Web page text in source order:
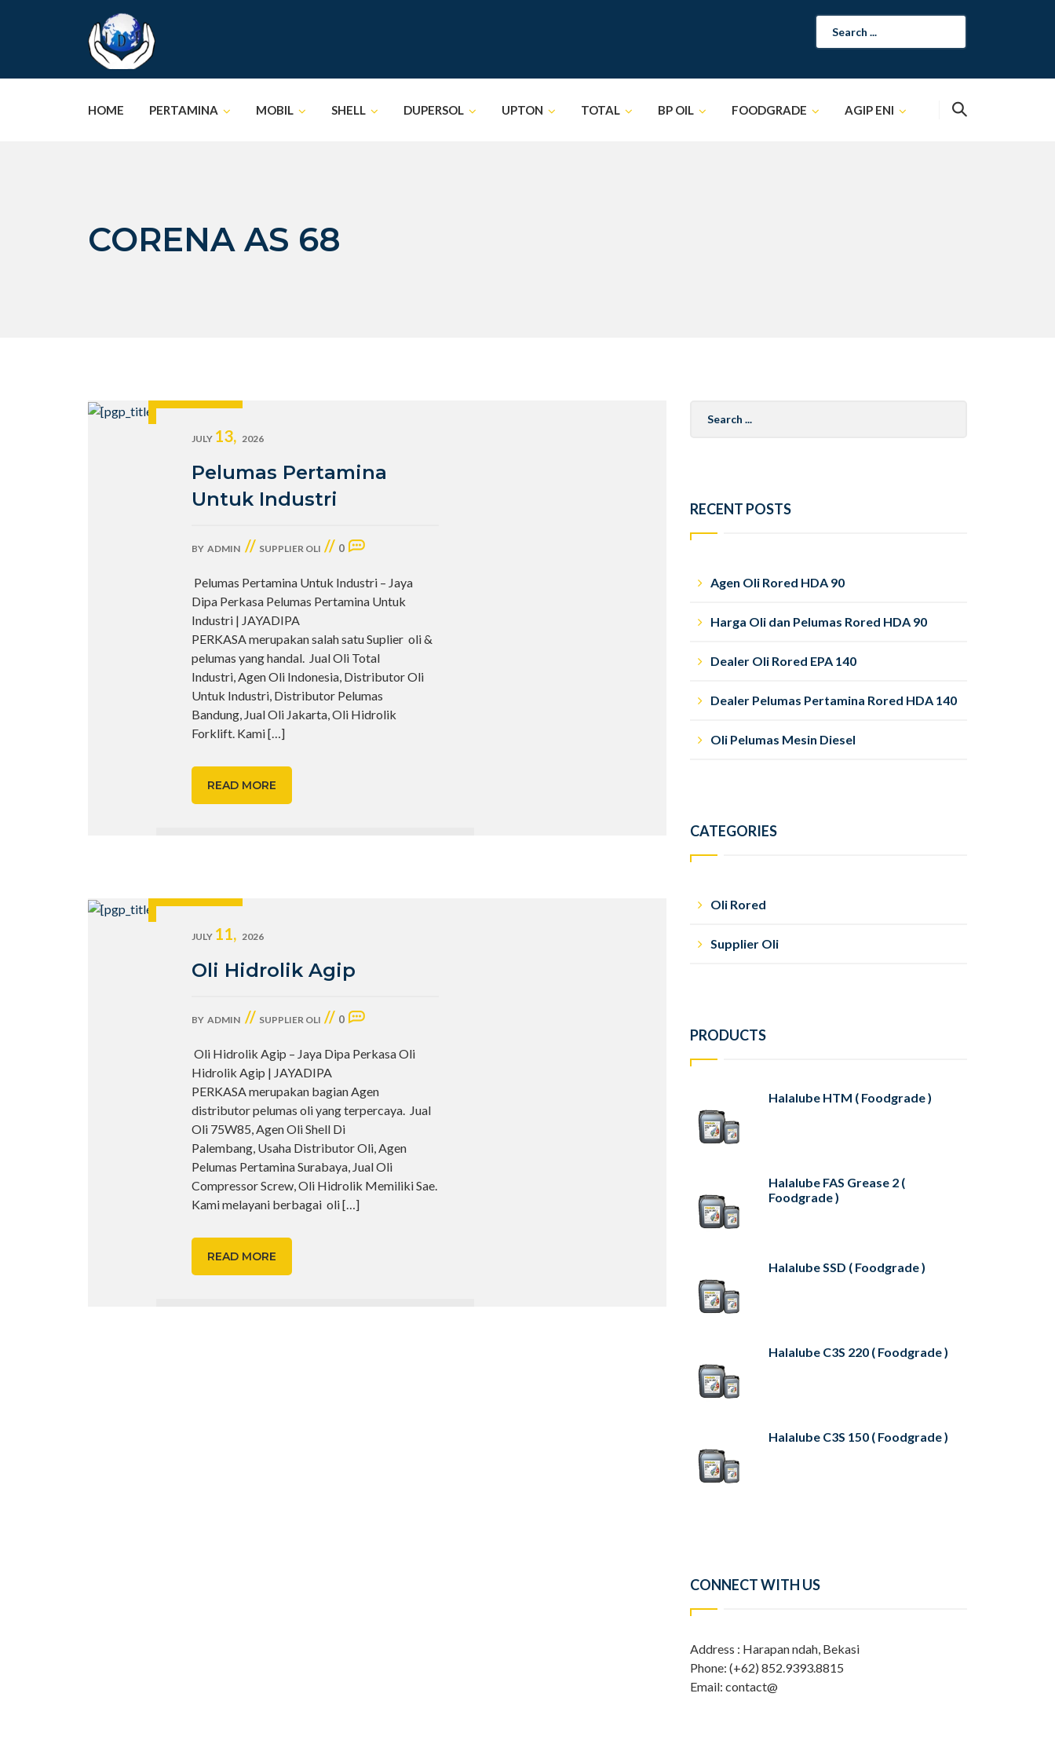
Search
for:
HOME PERTAMINA MOBIL SHELL DUPERSOL UPTON TOTAL BP OIL FOODGRADE AGIP ENI
CORENA AS 68
JULY 13, 2026
Pelumas Pertamina
Untuk Industri
BY ADMIN // SUPPLIER OLI // 0
Pelumas Pertamina Untuk Industri – Jaya
Dipa Perkasa Pelumas Pertamina Untuk
Industri | JAYADIPA
PERKASA merupakan salah satu Suplier oli &
pelumas yang handal. Jual Oli Total
Industri, Agen Oli Indonesia, Distributor Oli
Untuk Industri, Distributor Pelumas
Bandung, Jual Oli Jakarta, Oli Hidrolik
Forklift. Kami[…]
READ MORE
JULY 11, 2026
Oli Hidrolik Agip
BY ADMIN // SUPPLIER OLI // 0
Oli Hidrolik Agip – Jaya Dipa Perkasa Oli
Hidrolik Agip | JAYADIPA
PERKASA merupakan bagian Agen
distributor pelumas oli yang terpercaya. Jual
Oli 75W85, Agen Oli Shell Di
Palembang, Usaha Distributor Oli, Agen
Pelumas Pertamina Surabaya, Jual Oli
Compressor Screw, Oli Hidrolik Memiliki Sae.
Kami melayani berbagai oli[…]
READ MORE
for:
RECENT POSTS
Agen Oli Rored HDA 90
Harga Oli dan Pelumas Rored HDA 90
Dealer Oli Rored EPA 140
Dealer Pelumas Pertamina Rored HDA 140
Oli Pelumas Mesin Diesel
CATEGORIES
Oli Rored
Supplier Oli
PRODUCTS
Halalube HTM ( Foodgrade )
Halalube FAS Grease 2 (
Foodgrade )
Halalube SSD ( Foodgrade )
Halalube C3S 220 ( Foodgrade )
Halalube C3S 150 ( Foodgrade )
CONNECT WITH US
Address : Harapan ndah, Bekasi
Phone: (+62) 852.9393.8815
Email: contact@